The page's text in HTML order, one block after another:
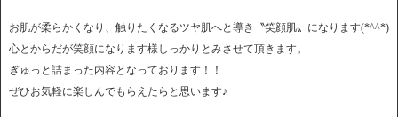
お肌が柔らかくなり、触りたくなるツヤ肌へと導き〝笑顔肌〟になります(*^^*)
心とからだが笑顔になります様しっかりとみさせて頂きます。
ぎゅっと詰まった内容となっております！！
ぜひお気軽に楽しんでもらえたらと思います♪